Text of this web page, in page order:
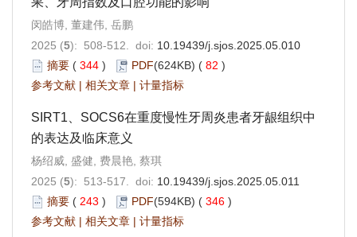
闵皓博, 董建伟, 岳鹏
2025 (5): 508-512. doi: 10.19439/j.sjos.2025.05.010
摘要 ( 344 ) PDF(624KB) ( 82 )
参考文献 | 相关文章 | 计量指标
SIRT1、SOCS6在重度慢性牙周炎患者牙龈组织中
的表达及临床意义
杨绍威, 盛健, 费晨艳, 蔡琪
2025 (5): 513-517. doi: 10.19439/j.sjos.2025.05.011
摘要 ( 243 ) PDF(594KB) ( 346 )
参考文献 | 相关文章 | 计量指标